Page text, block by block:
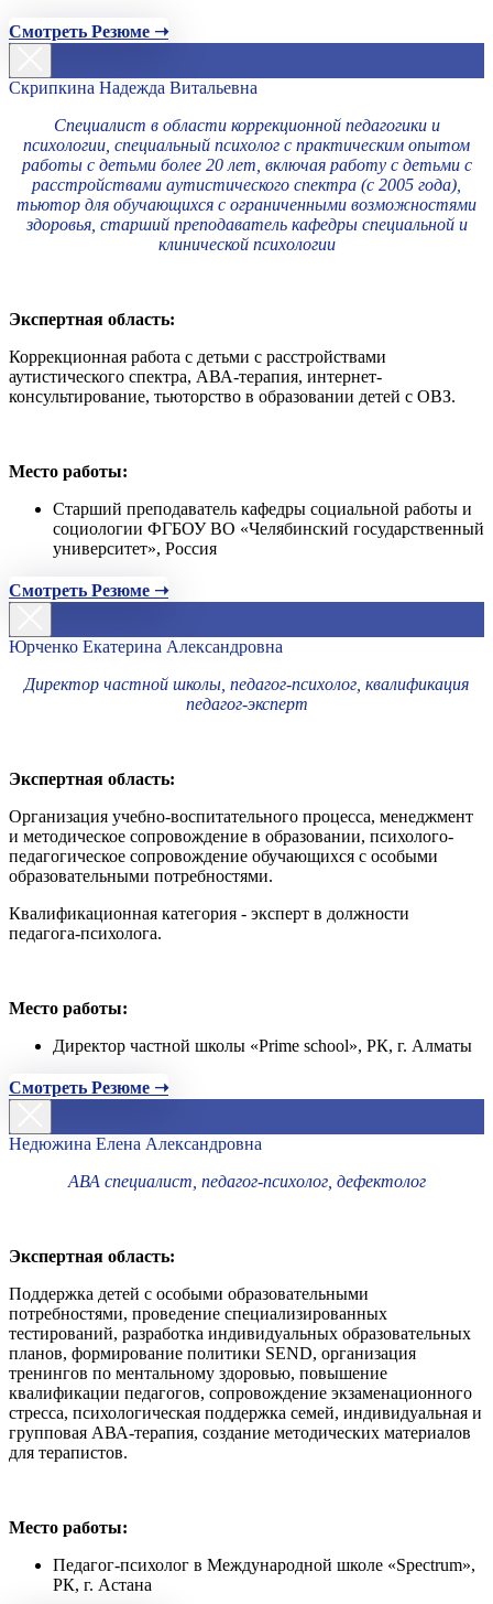
Смотреть Резюме ➝
Скрипкина Надежда Витальевна
Специалист в области коррекционной педагогики и
психологии, специальный психолог с практическим опытом
работы с детьми более 20 лет, включая работу с детьми с
расстройствами аутистического спектра (с 2005 года),
тьютор для обучающихся с ограниченными возможностями
здоровья, старший преподаватель кафедры специальной и
клинической психологии
Экспертная область:
Коррекционная работа с детьми с расстройствами
аутистического спектра, АВА-терапия, интернет-
консультирование, тьюторство в образовании детей с ОВЗ.
Место работы:
Старший преподаватель кафедры социальной работы и
социологии ФГБОУ ВО «Челябинский государственный
университет», Россия
Смотреть Резюме ➝
Юрченко Екатерина Александровна
Директор частной школы, педагог-психолог, квалификация
педагог-эксперт
Экспертная область:
Организация учебно-воспитательного процесса, менеджмент
и методическое сопровождение в образовании, психолого-
педагогическое сопровождение обучающихся с особыми
образовательными потребностями.
Квалификационная категория - эксперт в должности
педагога-психолога.
Место работы:
Директор частной школы «Prime school», РК, г. Алматы
Смотреть Резюме ➝
Недюжина Елена Александровна
АВА специалист, педагог-психолог, дефектолог
Экспертная область:
Поддержка детей с особыми образовательными
потребностями, проведение специализированных
тестирований, разработка индивидуальных образовательных
планов, формирование политики SEND, организация
тренингов по ментальному здоровью, повышение
квалификации педагогов, сопровождение экзаменационного
стресса, психологическая поддержка семей, индивидуальная и
групповая АВА-терапия, создание методических материалов
для терапистов.
Место работы:
Педагог-психолог в Международной школе «Spectrum»,
РК, г. Астана